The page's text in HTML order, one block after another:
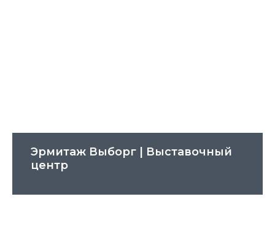
Эрмитаж Выборг | Выставочный
центр